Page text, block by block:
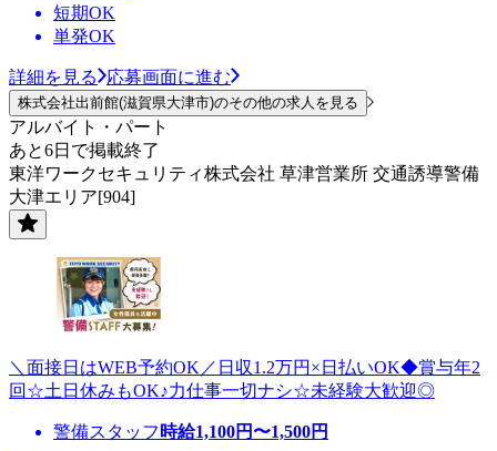
短期OK
単発OK
詳細を見る 応募画面に進む
株式会社出前館(滋賀県大津市)のその他の求人を見る
アルバイト・パート
あと6日で掲載終了
東洋ワークセキュリティ株式会社 草津営業所 交通誘導警備
大津エリア[904]
＼面接日はWEB予約OK／日収1.2万円×日払いOK◆賞与年2
回☆土日休みもOK♪力仕事一切ナシ☆未経験大歓迎◎
警備スタッフ 時給1,100円〜1,500円